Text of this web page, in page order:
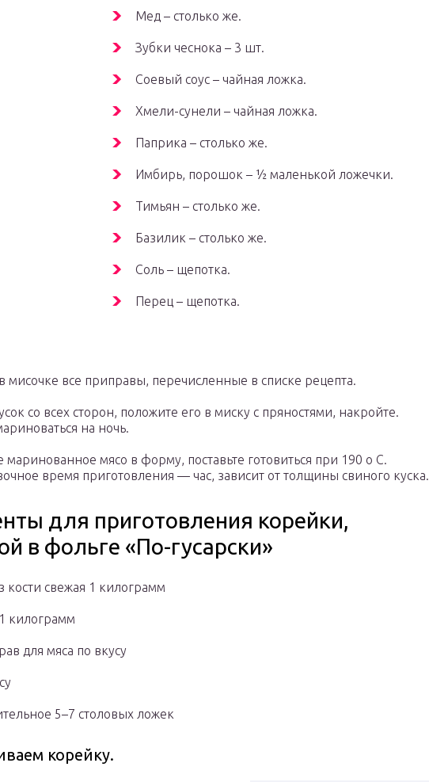
Мед – столько же.
Зубки чеснока – 3 шт.
Соевый соус – чайная ложка.
Хмели-сунели – чайная ложка.
Паприка – столько же.
Имбирь, порошок – ½ маленькой ложечки.
Тимьян – столько же.
Базилик – столько же.
Соль – щепотка.
Перец – щепотка.
мисочке все приправы, перечисленные в списке рецепта.
со всех сторон, положите его в миску с пряностями, накройте.
на ночь.
маринованное мясо в форму, поставьте готовиться при 190 о С.
время приготовления — час, зависит от толщины свиного куска.
для приготовления корейки,
в фольге «По-гусарски»
кости свежая 1 килограмм
килограмм
для мяса по вкусу
5–7 столовых ложек
корейку.